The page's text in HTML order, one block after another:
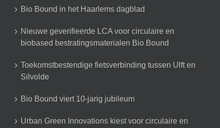
Bio Bound in het Haarlems dagblad
Nieuwe geverifieerde LCA voor circulaire en
biobased bestratingsmaterialen Bio Bound
Toekomstbestendige fietsverbinding tussen Ulft en
Silvolde
Bio Bound viert 10-jarig jubileum
Urban Green Innovations kiest voor circulaire en